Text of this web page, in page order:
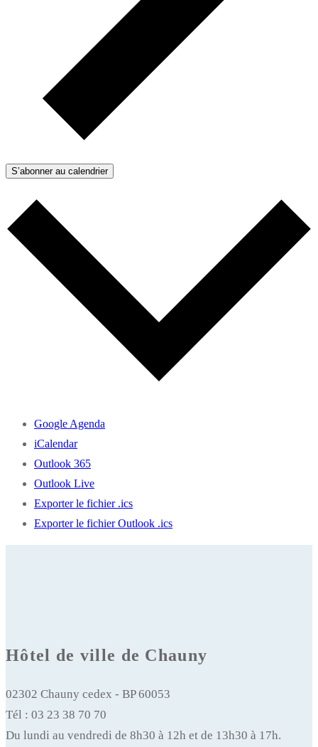
S’abonner au calendrier
Google Agenda
iCalendar
Outlook 365
Outlook Live
Exporter le fichier .ics
Exporter le fichier Outlook .ics
Hôtel de ville de Chauny
02302 Chauny cedex - BP 60053
Tél : 03 23 38 70 70
Du lundi au vendredi de 8h30 à 12h et de 13h30 à 17h.